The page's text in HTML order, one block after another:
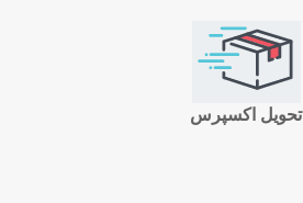
تحویل اکسپرس